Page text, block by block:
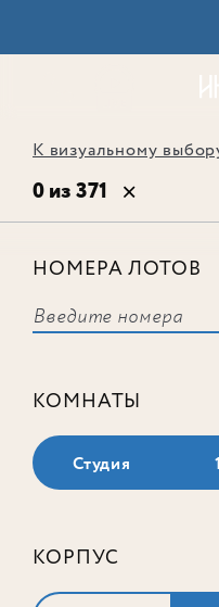
К визуальному
0 из 371
НОМЕРА ЛОТОВ
КОМНАТЫ
Студия 1
КОРПУС